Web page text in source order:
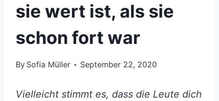
sie wert ist, als sie
schon fort war
By Sofia Müller September 22, 2020
Vielleicht stimmt es, dass die Leute dich